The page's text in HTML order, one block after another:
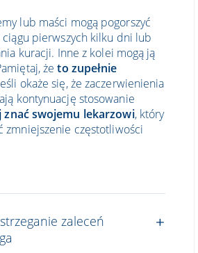
lub maści mogą pogorszyć
ciągu pierwszych kilku dni lub
kuracji. Inne z kolei mogą ją
żeto zupełnie
okaże się, że zaczerwienienia
kontynuację stosowanie
znać swojemu lekarzowi, który
zmniejszenie częstotliwości
zaleceń